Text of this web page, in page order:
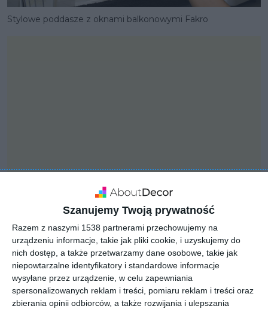
Szanujemy Twoją prywatność
Razem z naszymi 1538 partnerami przechowujemy na
urządzeniu informacje, takie jak pliki cookie, i uzyskujemy do
nich dostęp, a także przetwarzamy dane osobowe, takie jak
niepowtarzalne identyfikatory i standardowe informacje
wysyłane przez urządzenie, w celu zapewniania
spersonalizowanych reklam i treści, pomiaru reklam i treści oraz
zbierania opinii odbiorców, a także rozwijania i ulepszania
Stylowe poddasze z oknami balkonowymi Fakro
PROJEKT
Okna dachowe FAKRO
Aranżacje okien dachowych producenta FAKRO
POKAŻ WIĘCEJ